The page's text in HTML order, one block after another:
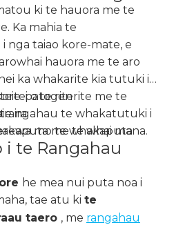
ki te hauora me te
Ka mahia te
nga taiao kore-mate, e
hauora me te aro
ka whakarite kia tutuki ia
o te riterite me te
te whakatutuki i
me te whai mana.
patogen
ira
mo te whakaputa
te Rangahau
he mea nui puta noa i
tae atu ki te
taero , me rangahau